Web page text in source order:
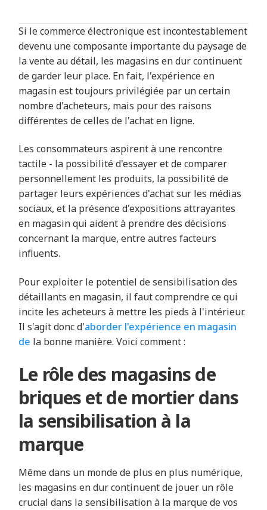
Si le commerce électronique est incontestablement
devenu une composante importante du paysage de
la vente au détail, les magasins en dur continuent
de garder leur place. En fait, l'expérience en
magasin est toujours privilégiée par un certain
nombre d'acheteurs, mais pour des raisons
différentes de celles de l'achat en ligne.
Les consommateurs aspirent à une rencontre
tactile - la possibilité d'essayer et de comparer
personnellement les produits, la possibilité de
partager leurs expériences d'achat sur les médias
sociaux, et la présence d'expositions attrayantes
en magasin qui aident à prendre des décisions
concernant la marque, entre autres facteurs
influents.
Pour exploiter le potentiel de sensibilisation des
détaillants en magasin, il faut comprendre ce qui
incite les acheteurs à mettre les pieds à l'intérieur.
Il s'agit donc d'aborder l'expérience en magasin
de la bonne manière. Voici comment :
Le rôle des magasins de
briques et de mortier dans
la sensibilisation à la
marque
Même dans un monde de plus en plus numérique,
les magasins en dur continuent de jouer un rôle
crucial dans la sensibilisation à la marque de vos